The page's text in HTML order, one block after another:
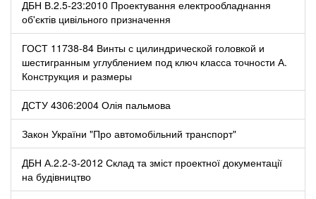
ДБН В.2.5-23:2010 Проектування електрообладнання
об'єктів цивільного призначення
ГОСТ 11738-84 Винты с цилиндрической головкой и
шестигранным углублением под ключ класса точности А.
Конструкция и размеры
ДСТУ 4306:2004 Олія пальмова
Закон України "Про автомобільний транспорт"
ДБН А.2.2-3-2012 Склад та зміст проектної документації
на будівництво